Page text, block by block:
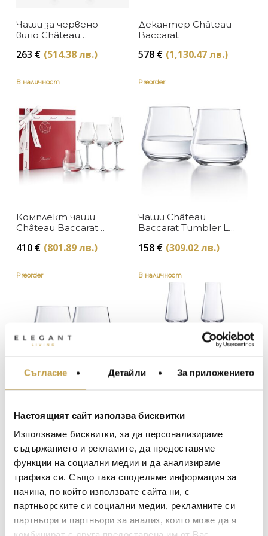
Съгласие Детайли За приложението
Настоящият сайт използва бисквитки
Използваме бисквитки, за да персонализираме
съдържанието и рекламите, да предоставяме
функции на социални медии и да анализираме
трафика си. Също така споделяме информация за
начина, по който използвате сайта ни, с
партньорските си социални медии, рекламните си
партньори и партньори за анализ, които може да я
В наличност
Изчерпан, с опция за поръчка
ЦЕНА
Чаши за червено
вино Château
броя Baccarat
263 € (514.38 лв.)
Декантер Château
Baccarat
578 € (1,130.47 лв.)
В наличност
Комплект чаши
Château Baccarat
броя Baccarat
410 € (801.89 лв.)
Preorder
Чаши Château
Baccarat Tumbler L
158 € (309.02 лв.)
Preorder
Чаши Château
Baccarat Tumbler S
сет 2 броя Baccarat
158€ (309.02 лв.)
В наличност
Чаши за шампанско
Château Baccarat
Flute сет 2 броя
Baccarat
263€ (514.38 лв.)
Preorder
МЕБЕЛИ ЗА ДОМА И
ЗА МАСАТА
ТЕКСТИЛ ЗА ДОМА
АРОМАТИ ЗА ДОМА
ИЗКУСТВО И КНИГИ
ВИСОК КЛАС
BACCARAT
TOM DIXON
MICHAEL ARAM
ASSOULINE
SELETTI